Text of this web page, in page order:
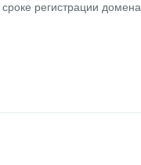
регистрации домена,